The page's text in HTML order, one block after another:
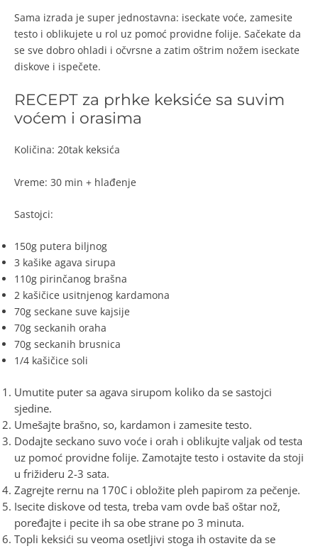
Sama izrada je super jednostavna: iseckate voće, zamesite
testo i oblikujete u rol uz pomoć providne folije. Sačekate da
se sve dobro ohladi i očvrsne a zatim oštrim nožem iseckate
diskove i ispečete.
RECEPT za prhke keksiće sa suvim
voćem i orasima
Količina: 20tak keksića
Vreme: 30 min + hlađenje
Sastojci:
150g putera biljnog
3 kašike agava sirupa
110g pirinčanog brašna
2 kašičice usitnjenog kardamona
70g seckane suve kajsije
70g seckanih oraha
70g seckanih brusnica
1/4 kašičice soli
Umutite puter sa agava sirupom koliko da se sastojci
sjedine.
Umešajte brašno, so, kardamon i zamesite testo.
Dodajte seckano suvo voće i orah i oblikujte valjak od testa
uz pomoć providne folije. Zamotajte testo i ostavite da stoji
u frižideru 2-3 sata.
Zagrejte rernu na 170C i obložite pleh papirom za pečenje.
Isecite diskove od testa, treba vam ovde baš oštar nož,
poređajte i pecite ih sa obe strane po 3 minuta.
Topli keksići su veoma osetljivi stoga ih ostavite da se